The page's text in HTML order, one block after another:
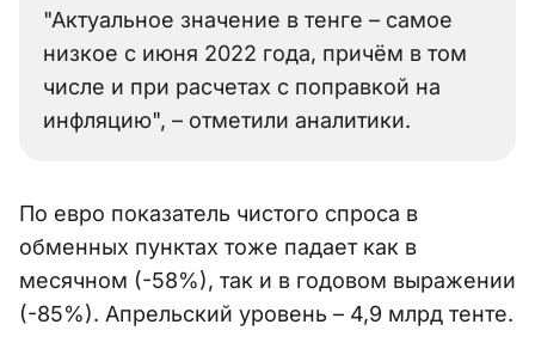
"Актуальное значение в тенге – самое
низкое с июня 2022 года, причём в том
числе и при расчетах с поправкой на
инфляцию", – отметили аналитики.
По евро показатель чистого спроса в
обменных пунктах тоже падает как в
месячном (-58%), так и в годовом выражении
(-85%). Апрельский уровень – 4,9 млрд тенте.